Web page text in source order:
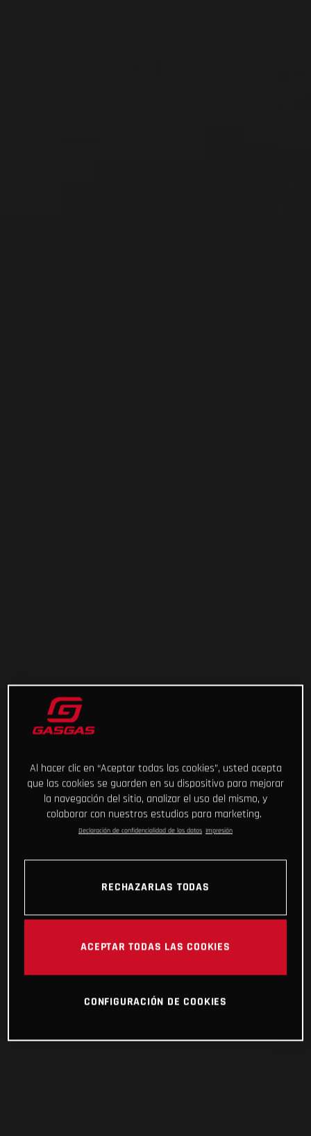
Al hacer clic en “Aceptar todas las cookies”, usted acepta
que las cookies se guarden en su dispositivo para mejorar
la navegación del sitio, analizar el uso del mismo, y
colaborar con nuestros estudios para marketing.
Declaración de confidencialidad de los datos Impresión
RECHAZARLAS TODAS
ACEPTAR TODAS LAS COOKIES
CONFIGURACIÓN DE COOKIES